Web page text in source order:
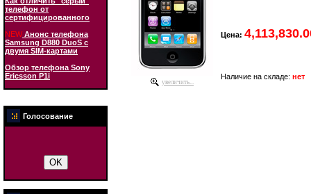
телефон от
сертифицированного
NEWАнонс телефона
Samsung D880 DuoS с
двумя SIM-картами
Обзор телефона Sony
Ericsson P1i
Голосование
увеличить...
Цена:
Наличие на складе: нет